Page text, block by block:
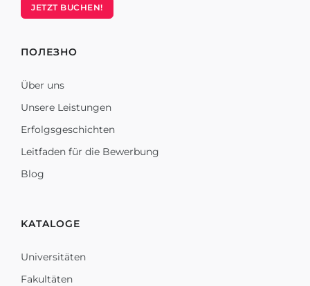
JETZT BUCHEN!
ПОЛЕЗНО
Über uns
Unsere Leistungen
Erfolgsgeschichten
Leitfaden für die Bewerbung
Blog
KATALOGE
Universitäten
Fakultäten